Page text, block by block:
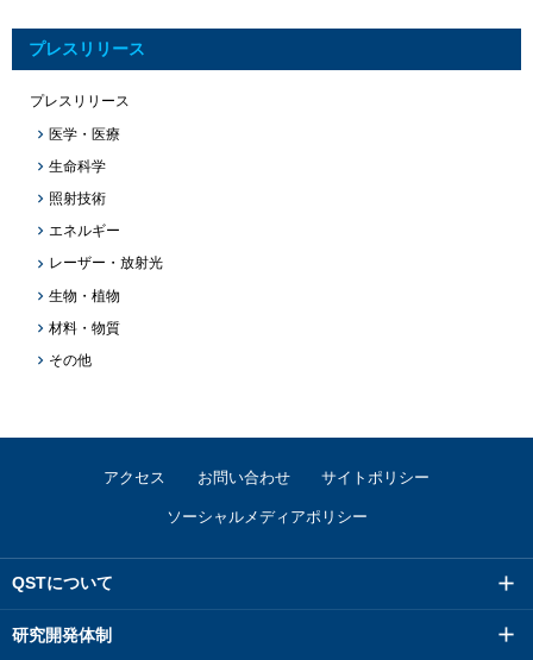
プレスリリース
プレスリリース
医学・医療
生命科学
照射技術
エネルギー
レーザー・放射光
生物・植物
材料・物質
その他
アクセス お問い合わせ サイトポリシー
ソーシャルメディアポリシー
QSTについて
研究開発体制